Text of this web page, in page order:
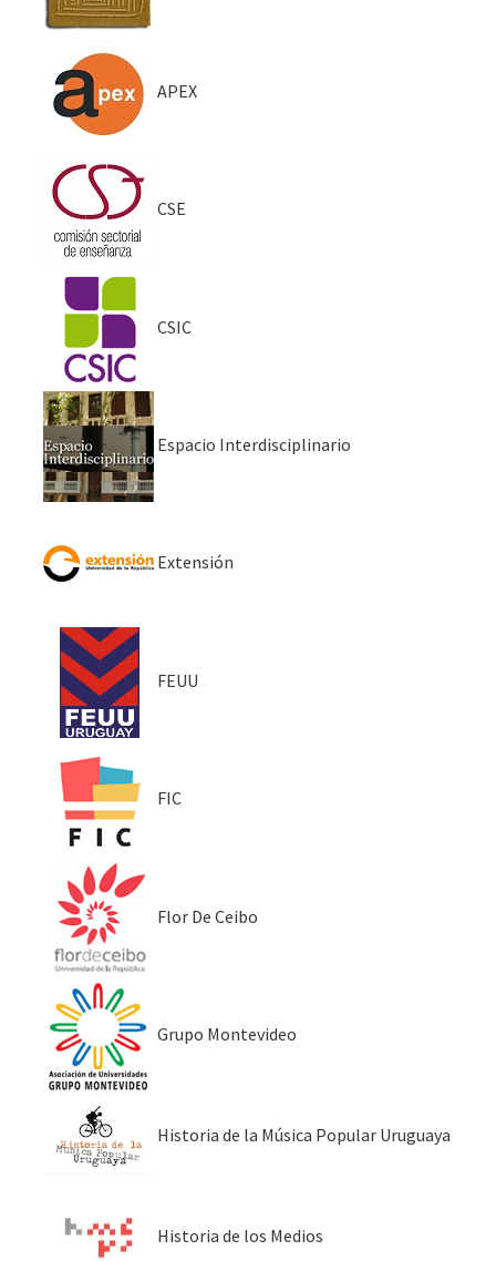
APEX
CSE
CSIC
Espacio Interdisciplinario
Extensión
FEUU
FIC
Flor De Ceibo
Grupo Montevideo
Historia de la Música Popular Uruguaya
Historia de los Medios